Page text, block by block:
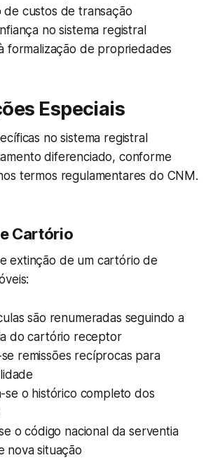
de custos de transação
no sistema registral
formalização de propriedades
Especiais
no sistema registral
diferenciado, conforme
termos regulamentares do CNM.
Cartório
extinção de um cartório de
são renumeradas seguindo a
do cartório receptor
remissões recíprocas para
se o histórico completo dos
o código nacional da serventia
nova situação